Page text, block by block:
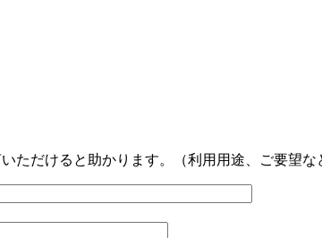
ただけると助かります。（利用用途、ご要望な